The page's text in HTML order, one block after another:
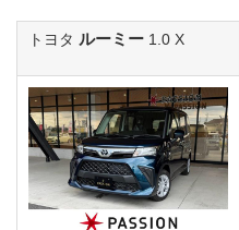
トヨタ ルーミー 1.0 X